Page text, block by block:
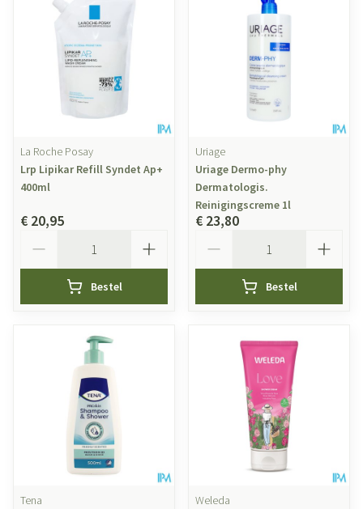
La Roche Posay
Lrp Lipikar Refill Syndet Ap+
400ml
€ 20,95
Bestel
Uriage
Uriage Dermo-phy
Dermatologis.
Reinigingscreme 1l
€ 23,80
Bestel
Tena
Weleda